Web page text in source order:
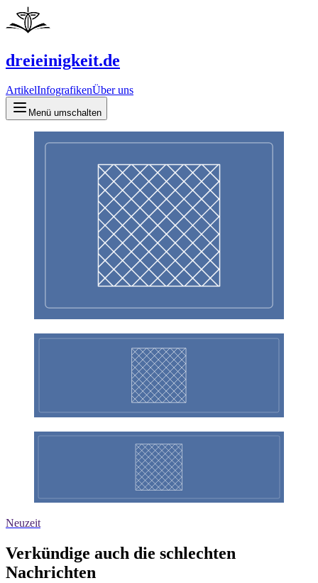
dreieinigkeit.de
ArtikelInfografikenÜber uns
Menü umschalten
Neuzeit
Verkündige auch die schlechten
Nachrichten